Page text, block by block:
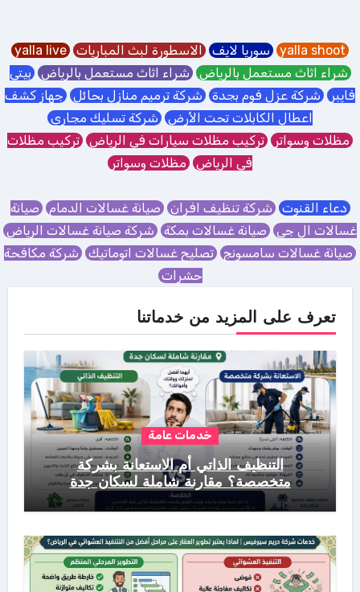
yalla shoot سوريا لايف الاسطورة لبث المباريات yalla live
شراء اثاث مستعمل بالرياض شراء اثاث مستعمل بالرياض بيتي
فايبر شركة عزل فوم بجدة شركة ترميم منازل بحائل جهاز كشف
اعطال الكابلات تحت الأرض شركة تسليك مجاري
مظلات وسواتر تركيب مظلات سيارات في الرياض تركيب مظلات
في الرياض مظلات وسواتر
دعاء القنوت شركة تنظيف افران صيانة غسالات الدمام صيانة
غسالات ال جي صيانة غسالات بمكة شركة صيانة غسالات الرياض
صيانة غسالات سامسونج تصليح غسالات اتوماتيك شركة مكافحة
حشرات
تعرف على المزيد من خدماتنا
خدمات عامة
التنظيف الذاتي أم الاستعانة بشركة
متخصصة؟ مقارنة شاملة لسكان جدة